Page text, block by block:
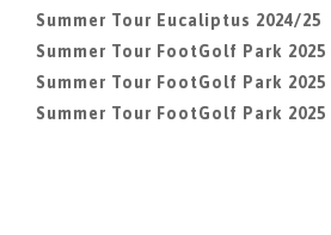
Summer Tour Eucaliptus 2024/25
Summer Tour FootGolf Park 2025
Summer Tour FootGolf Park 2025
Summer Tour FootGolf Park 2025